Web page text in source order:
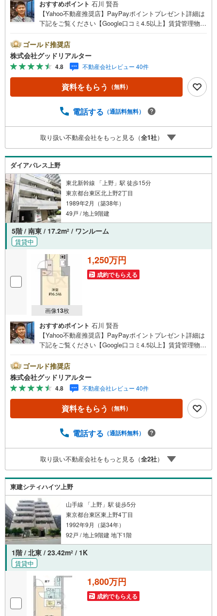
おすすめポイント 石川 賢吾
【Yahoo不動産推奨店】PayPayポイントプレゼント詳細は
下記をご覧ください【Google口コミ4.5以上】賃貸管理物件
介です。投資用マンションを購入する際、最大のリスクは
空室リスクです。利回りがいくら高かろうとも、空室が続
いてしまえば、絵に描いた餅になってしまいます。弊社で
ご紹介するマンションは、人気エリアのお薦め物件はもち
ろんのこと、エリアのニーズに合った人気のお部屋等、賃
貸営業経験スタッフの培ってきた知識と経験を基に物件を
ての対策はお任せください。掲載されている物件は、弊社
い合わせください。※記載賃料等の収入や利回りは、将来に
わたり、得られることを保証するものではありません。※賃
料等については、賃貸中のものについては現在の賃料等
で、空室または所有者居住中等のものについては、周辺の
賃料相場に基づき、満室時を想定して表示しています。
ゴールド推奨店
株式会社グッドリアルター
4.8 不動産会社レビュー 40件
資料をもらう （無料）
電話する （通話料無料）
取り扱い不動産会社をもっと見る（全1社）
ダイアパレス上野
東北新幹線 「上野」駅 徒歩15分
東京都台東区北上野2丁目
1989年2月（築38年）
49戸 / 地上9階建
5階 / 南東 / 17.2m2 / ワンルーム
賃貸中
画像13枚
1,250万円
成約でもらえる
おすすめポイント 石川 賢吾
【Yahoo不動産推奨店】PayPayポイントプレゼント詳細は
下記をご覧ください【Google口コミ4.5以上】賃貸管理物件
介です。投資用マンションを購入する際、最大のリスクは
空室リスクです。利回りがいくら高かろうとも、空室が続
いてしまえば、絵に描いた餅になってしまいます。弊社で
ご紹介するマンションは、人気エリアのお薦め物件はもち
ろんのこと、エリアのニーズに合った人気のお部屋等、賃
貸営業経験スタッフの培ってきた知識と経験を基に物件を
ての対策はお任せください。掲載されている物件は、弊社
い合わせください。※記載賃料等の収入や利回りは、将来に
わたり、得られることを保証するものではありません。※賃
料等については、賃貸中のものについては現在の賃料等
で、空室または所有者居住中等のものについては、周辺の
賃料相場に基づき、満室時を想定して表示しています。
ゴールド推奨店
株式会社グッドリアルター
4.8 不動産会社レビュー 40件
資料をもらう （無料）
電話する （通話料無料）
取り扱い不動産会社をもっと見る（全2社）
東建シティハイツ上野
山手線 「上野」駅 徒歩5分
東京都台東区東上野4丁目
1992年9月（築34年）
92戸 / 地上9階建 地下1階
1階 / 北東 / 23.42m2 / 1K
賃貸中
1,800万円
成約でもらえる